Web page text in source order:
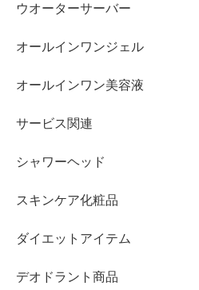
ウオーターサーバー
オールインワンジェル
オールインワン美容液
サービス関連
シャワーヘッド
スキンケア化粧品
ダイエットアイテム
デオドラント商品